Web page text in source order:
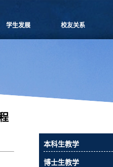
学生发展 校友关系
活动预告
相关下载
联系我们
本科生教学
博士生教学